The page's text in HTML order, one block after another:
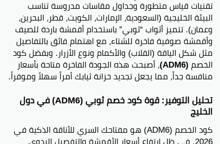
تقنيات قياس متطورة وجداول مقاسات مدروسة تناسب
البيئة الخليجية (السعودية، الإمارات، الكويت، قطر، البحرين،
وعمان). تتميز أثواب “ثوبي” باستخدام أقمشة باردة للصيف
وأقمشة صوفية فاخرة للشتاء، مع اهتمام فائق بالتفاصيل
مثل شكل الياقة (القلاب) والأكمام ونوع الأزرار. وبفضل كود
الخصم(ADM6) ، أصبحت هذه الجودة الفاخرة متاحة بأسعار
منافسة جداً، مما يجعل تجديد خزانة ثيابك أمراً سهلاً وموفراً.
تحليل التوفير: قوة كود خصم ثوبي (ADM6) في دول
الخليج
كود الخصم (ADM6) هو مفتاحك السري للأناقة الذكية في